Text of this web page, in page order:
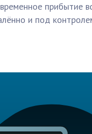
прибытие
и под